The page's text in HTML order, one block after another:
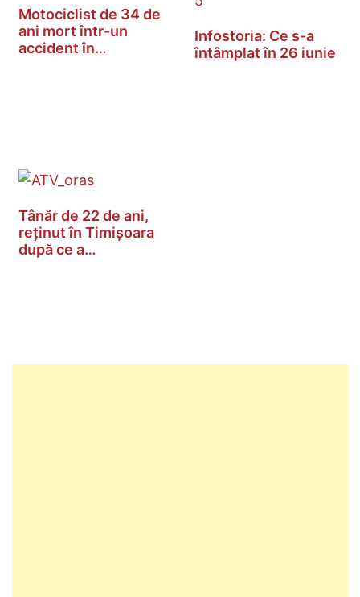
Motociclist de 34 de
ani mort într-un
accident în…
Infostoria: Ce s-a
întâmplat în 26 iunie
Tânăr de 22 de ani,
reținut în Timișoara
după ce a…